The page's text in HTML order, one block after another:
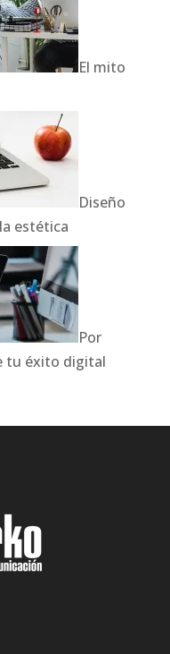
El mito
Diseño
estética
Por
tu éxito digital